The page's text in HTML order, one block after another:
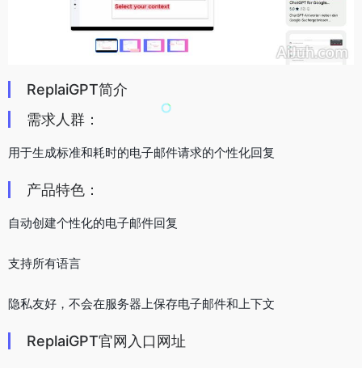
ReplaiGPT简介
需求人群：
用于生成标准和耗时的电子邮件请求的个性化回复
产品特色：
自动创建个性化的电子邮件回复
支持所有语言
隐私友好，不会在服务器上保存电子邮件和上下文
ReplaiGPT官网入口网址